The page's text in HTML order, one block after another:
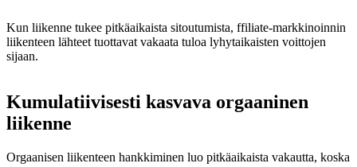
Kun liikenne tukee pitkäaikaista sitoutumista, ffiliate-markkinoinnin
liikenteen lähteet tuottavat vakaata tuloa lyhytaikaisten voittojen
sijaan.
Kumulatiivisesti kasvava orgaaninen
liikenne
Orgaanisen liikenteen hankkiminen luo pitkäaikaista vakautta, koska